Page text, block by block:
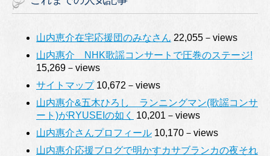
山内恵介在宅応援団のみなさん 22,055－views
山内惠介 NHK歌謡コンサートで圧巻のステージ!
15,269－views
サイトマップ10,672－views
山内惠介&五木ひろし ランニングマン(歌謡コンサ
ート)がRYUSEIの如く
10,201－views
山内惠介さんプロフィール 10,170－views
山内惠介応援ブログで明かすカサブランカの夜それ